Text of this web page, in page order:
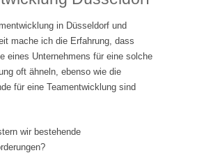
in Düsseldorf und
mache ich die Erfahrung, dass
eines Unternehmens für eine solche
oft ähneln, ebenso wie die
für eine Teamentwicklung sind
wir bestehende